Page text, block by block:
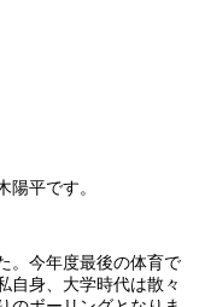
陽平です。
。今年度最後の体育で
自身、大学時代は散々